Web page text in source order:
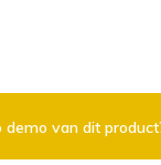
van dit